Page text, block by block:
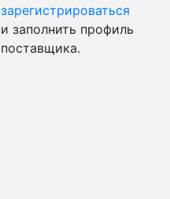
зарегистрироваться
и заполнить профиль
поставщика.